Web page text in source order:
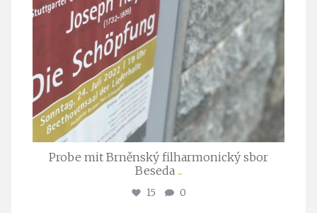
Probe mit Brněnský filharmonický sbor
Beseda ...
15 0